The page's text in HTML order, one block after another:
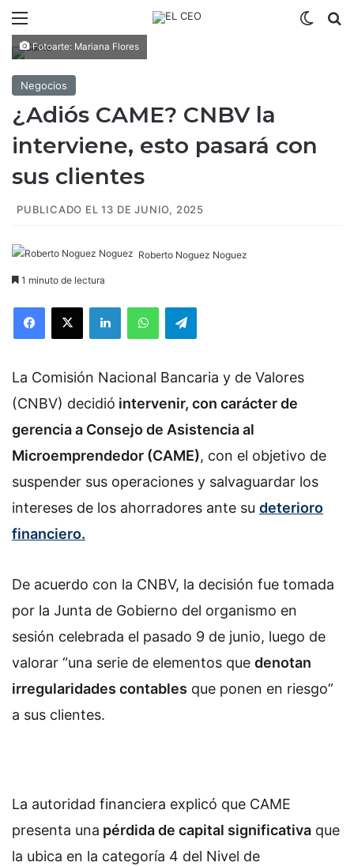
Fotoarte: Mariana Flores
Negocios
¿Adiós CAME? CNBV la
interviene, esto pasará con
sus clientes
PUBLICADO EL 13 DE JUNIO, 2025
Roberto Noguez Noguez
1 minuto de lectura
La Comisión Nacional Bancaria y de Valores
(CNBV) decidió intervenir, con carácter de
gerencia a Consejo de Asistencia al
Microemprendedor (CAME), con el objetivo de
suspender sus operaciones y salvaguardar los
intereses de los ahorradores ante su deterioro
financiero.
De acuerdo con la CNBV, la decisión fue tomada
por la Junta de Gobierno del organismo en
sesión celebrada el pasado 9 de junio, luego de
valorar “una serie de elementos que denotan
irregularidades contables que ponen en riesgo”
a sus clientes.
La autoridad financiera explicó que CAME
presenta una pérdida de capital significativa que
la ubica en la categoría 4 del Nivel de